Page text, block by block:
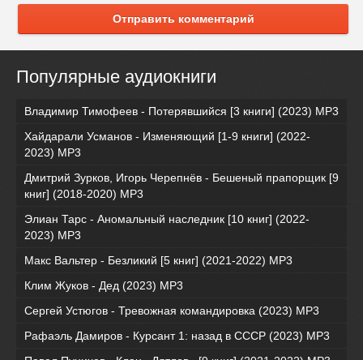
Отправить комментарий
Популярные аудиокниги
Владимир Тимофеев - Потерявшийся [3 книги] (2023) МР3
Хайдарали Усманов - Изменяющий [1-9 книги] (2022-
2023) МР3
Дмитрий Зурков, Игорь Черепнёв - Бешеный прапорщик [9
книг] (2018-2020) МР3
Элиан Тарс - Аномальный наследник [10 книг] (2022-
2023) MP3
Макс Вальтер - Безликий [5 книг] (2021-2022) МР3
Клим Жуков - Дед (2023) MP3
Сергей Устюгов - Тревожная командировка (2023) МР3
Рафаэль Дамиров - Курсант 1: назад в СССР (2023) МР3